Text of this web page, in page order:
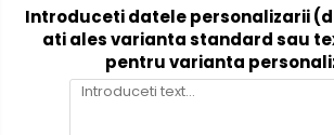
Introduceti datele personalizarii
ati ales varianta standard sau
pentru varianta